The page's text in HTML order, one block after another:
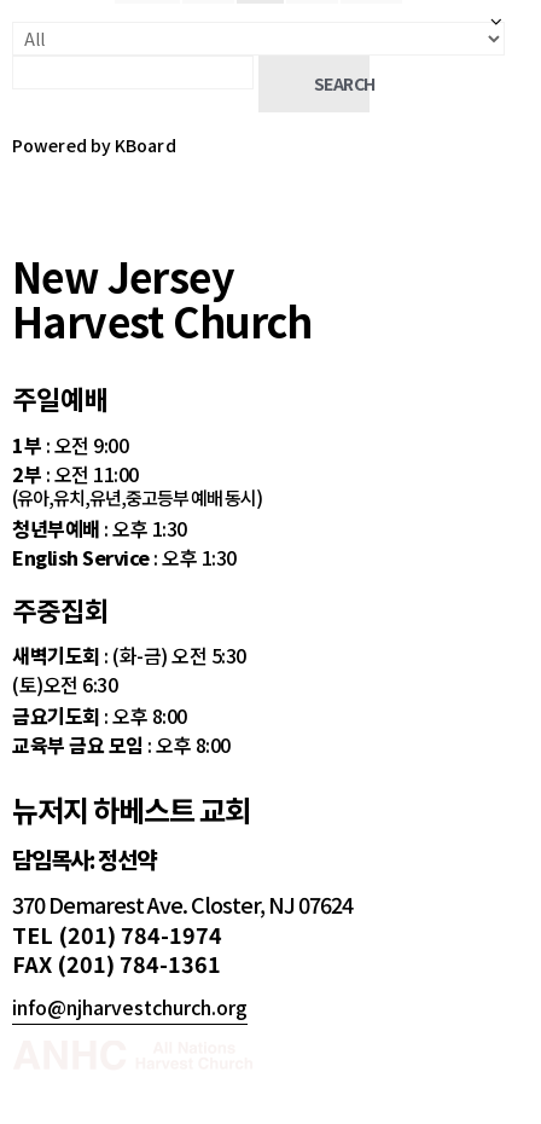
SEARCH
Powered by KBoard
New Jersey
Harvest Church
주일예배
1부 : 오전 9:00
2부 : 오전 11:00
(유아,유치,유년,중고등부 예배 동시)
청년부예배 : 오후 1:30
English Service: 오후 1:30
주중집회
새벽기도회 : (화-금) 오전 5:30
(토)오전 6:30
금요기도회 : 오후 8:00
교육부 금요 모임 : 오후 8:00
뉴저지 하베스트 교회
담임목사: 정선약
370 Demarest Ave. Closter, NJ 07624
TEL (201) 784-1974
FAX (201) 784-1361
info@njharvestchurch.org